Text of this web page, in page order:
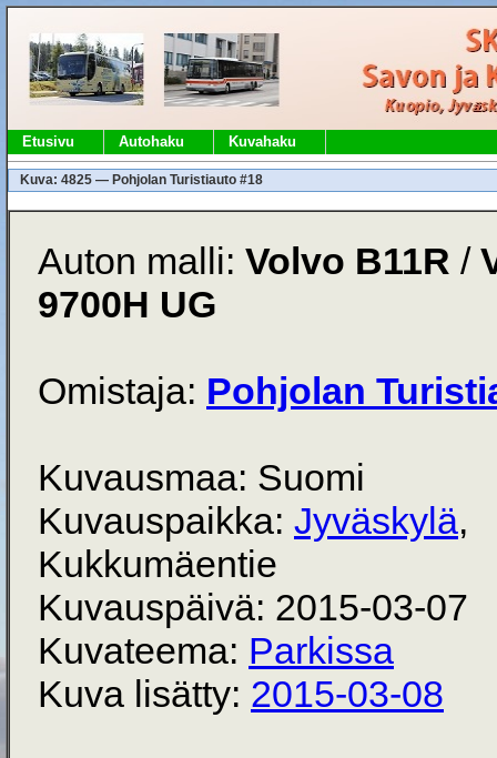
Etusivu Autohaku Kuvahaku
Kuva: 4825 — Pohjolan Turistiauto #18
Auton malli: Volvo B11R /
9700H UG
Omistaja: Pohjolan
Kuvausmaa: Suomi
Kuvauspaikka: Jyväskylä,
Kukkumäentie
Kuvauspäivä: 2015-03-07
Kuvateema: Parkissa
Kuva lisätty: 2015-03-08